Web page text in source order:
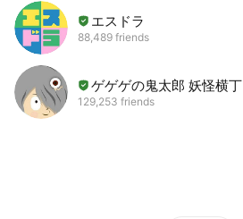
エスドラ
88,489 friends
ゲゲゲの鬼太郎 妖怪横丁
129,253 friends